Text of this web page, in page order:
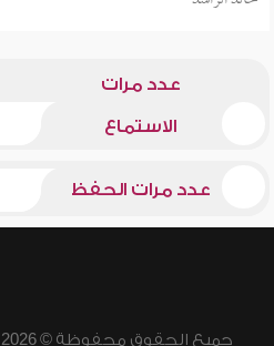
عدد مرات
الاستماع
عدد مرات الحفظ
جميع الحقوق محفوظة © 2026 - 1998 لشبكة إسلام ويب